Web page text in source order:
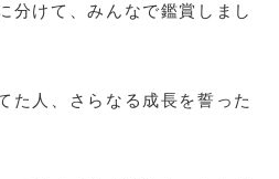
分けて、みんなで鑑賞しまし
た人、さらなる成長を誓った